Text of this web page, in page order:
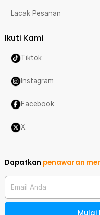
Lacak Pesanan
Ikuti Kami
Tiktok
Instagram
Facebook
X
Dapatkan penawaran
Email Anda